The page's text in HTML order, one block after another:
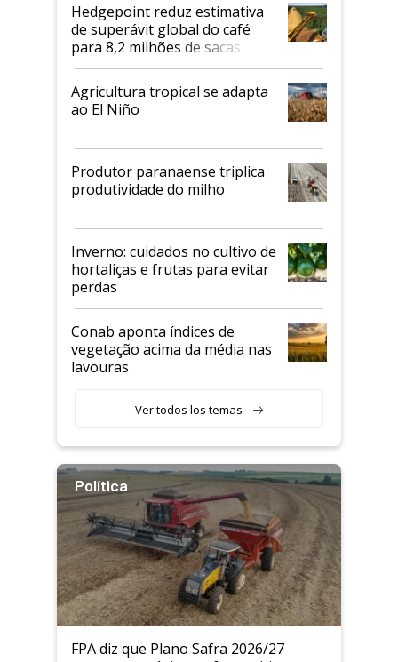
Hedgepoint reduz estimativa
de superávit global do café
para 8,2 milhões de sacas
Agricultura tropical se adapta
ao El Niño
Produtor paranaense triplica
produtividade do milho
Inverno: cuidados no cultivo de
hortaliças e frutas para evitar
perdas
Conab aponta índices de
vegetação acima da média nas
lavouras
Ver todos los temas
Política
FPA diz que Plano Safra 2026/27